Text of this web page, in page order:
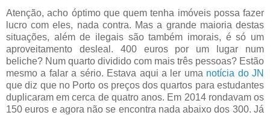
Atenção, acho óptimo que quem tenha imóveis possa fazer
lucro com eles, nada contra. Mas a grande maioria destas
situações, além de ilegais são também imorais, é só um
aproveitamento desleal. 400 euros por um lugar num
beliche? Num quarto dividido com mais três pessoas? Estão
mesmo a falar a sério. Estava aqui a ler uma notícia do JN
que diz que no Porto os preços dos quartos para estudantes
duplicaram em cerca de quatro anos. Em 2014 rondavam os
150 euros e agora não se encontra nada abaixo dos 300. Já